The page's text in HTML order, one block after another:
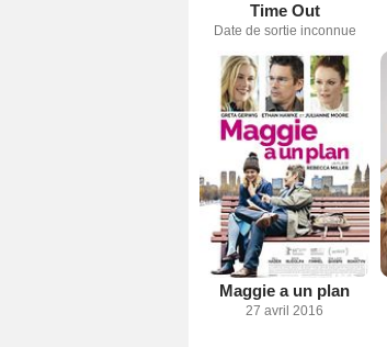
Time Out
Date de sortie inconnue
Maggie a un plan
27 avril 2016